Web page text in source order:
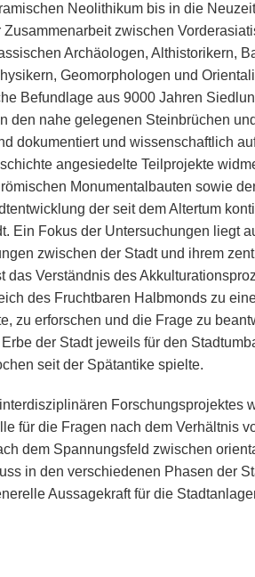
Neolithikum bis in die
zwischen
Archäologen, Althistorikern,
Geomorphologen und
Befundlage aus 9000 Jahren
den nahe gelegenen Steinbrüchen
dokumentiert und wissenschaftlich
angesiedelte Teilprojekte
Monumentalbauten sowie
der seit dem Altertum
Ein Fokus der Untersuchungen liegt
zwischen der Stadt und ihrem
das Verständnis des
des Fruchtbaren Halbmonds zu
zu erforschen und die Frage zu
der Stadt jeweils für den
seit der Spätantike spielte.
Forschungsprojektes
für die Fragen nach dem Verhältnis
dem Spannungsfeld zwischen
in den verschiedenen Phasen der
Aussagekraft für die